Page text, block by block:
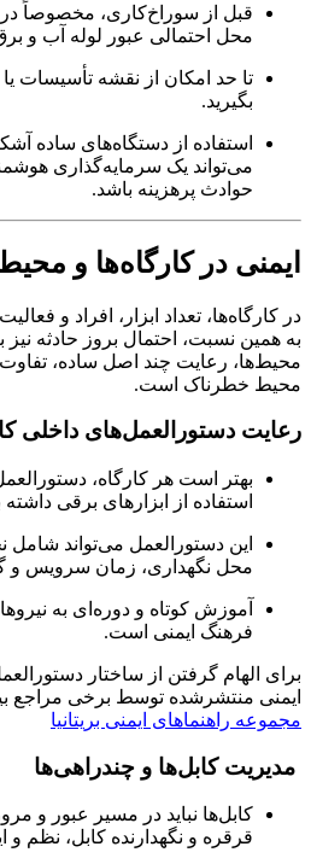
قبل از سوراخ‌کاری، مخصوصاً
محل احتمالی عبور لوله آب و
تا حد امکان از نقشه تأسیسات
بگیرید.
استفاده از دستگاه‌های ساده
می‌تواند یک سرمایه‌گذاری
حوادث پرهزینه باشد.
ایمنی در کارگاه‌ها و
در کارگاه‌ها، تعداد ابزار، افراد و
به همین نسبت، احتمال بروز حادثه نیز
محیط‌ها، رعایت چند اصل ساده،
محیط خطرناک است.
رعایت دستورالعمل‌های داخلی
بهتر است هر کارگاه،
استفاده از ابزارهای برقی داشته
این دستورالعمل می‌تواند شامل
محل نگهداری، زمان سرویس و
آموزش کوتاه و دوره‌ای به
فرهنگ ایمنی است.
برای الهام گرفتن از ساختار
ایمنی منتشرشده توسط برخی مراجع
مجموعه راهنماهای ایمنی بریتانیا
مدیریت کابل‌ها و چندراهی‌ها
کابل‌ها نباید در مسیر عبور و
قرقره و نگهدارنده کابل، نظم و